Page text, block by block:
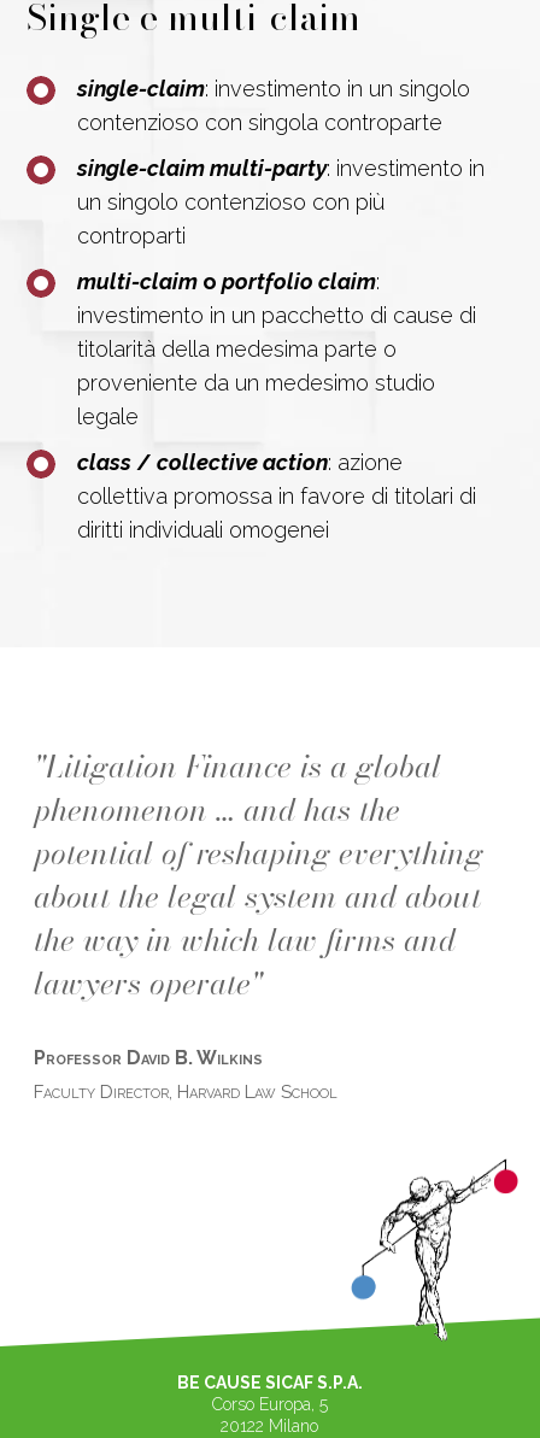
Single e multi-claim
single-claim: investimento in un singolo
contenzioso con singola controparte
single-claim multi-party: investimento in
un singolo contenzioso con più
controparti
multi-claim oportfolio claim:
investimento in un pacchetto di cause di
titolarità della medesima parte o
proveniente da un medesimo studio
legale
class /collective action: azione
collettiva promossa in favore di titolari di
diritti individuali omogenei
"Litigation Finance is a global
phenomenon … and has the
potential of reshaping everything
about the legal system and about
the way in which law firms and
lawyers operate"
Professor David B. Wilkins
Faculty Director, Harvard Law School
BE CAUSE SICAF S.P.A.
Corso Europa, 5
20122 Milano